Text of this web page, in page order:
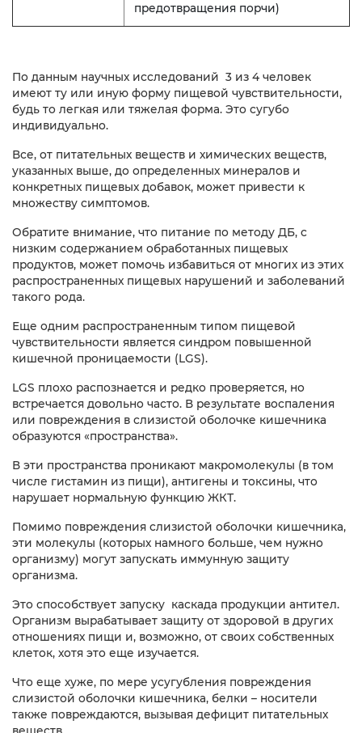
предотвращения порчи)
По данным научных исследований 3 из 4 человек
имеют ту или иную форму пищевой чувствительности,
будь то легкая или тяжелая форма. Это сугубо
индивидуально.
Все, от питательных веществ и химических веществ,
указанных выше, до определенных минералов и
конкретных пищевых добавок, может привести к
множеству симптомов.
Обратите внимание, что питание по методу ДБ, с
низким содержанием обработанных пищевых
продуктов, может помочь избавиться от многих из этих
распространенных пищевых нарушений и заболеваний
такого рода.
Еще одним распространенным типом пищевой
чувствительности является синдром повышенной
кишечной проницаемости (LGS).
LGS плохо распознается и редко проверяется, но
встречается довольно часто. В результате воспаления
или повреждения в слизистой оболочке кишечника
образуются «пространства».
В эти пространства проникают макромолекулы (в том
числе гистамин из пищи), антигены и токсины, что
нарушает нормальную функцию ЖКТ.
Помимо повреждения слизистой оболочки кишечника,
эти молекулы (которых намного больше, чем нужно
организму) могут запускать иммунную защиту
организма.
Это способствует запуску каскада продукции антител.
Организм вырабатывает защиту от здоровой в других
отношениях пищи и, возможно, от своих собственных
клеток, хотя это еще изучается.
Что еще хуже, по мере усугубления повреждения
слизистой оболочки кишечника, белки – носители
также повреждаются, вызывая дефицит питательных
веществ.